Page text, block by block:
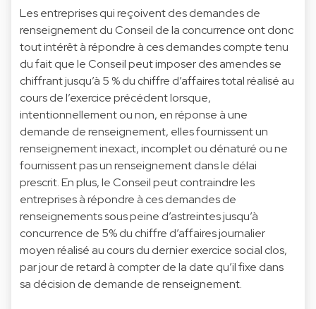
Les entreprises qui reçoivent des demandes de
renseignement du Conseil de la concurrence ont donc
tout intérêt à répondre à ces demandes compte tenu
du fait que le Conseil peut imposer des amendes se
chiffrant jusqu’à 5 % du chiffre d’affaires total réalisé au
cours de l’exercice précédent lorsque,
intentionnellement ou non, en réponse à une
demande de renseignement, elles fournissent un
renseignement inexact, incomplet ou dénaturé ou ne
fournissent pas un renseignement dans le délai
prescrit. En plus, le Conseil peut contraindre les
entreprises à répondre à ces demandes de
renseignements sous peine d’astreintes jusqu’à
concurrence de 5% du chiffre d’affaires journalier
moyen réalisé au cours du dernier exercice social clos,
par jour de retard à compter de la date qu’il fixe dans
sa décision de demande de renseignement.